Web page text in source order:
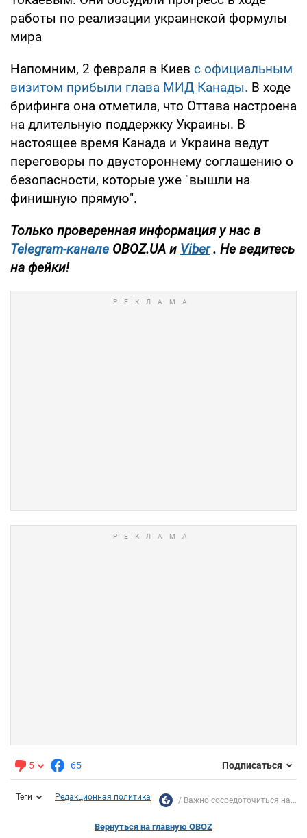
работы по реализации украинской формулы
мира
Напомним, 2 февраля в Киев с официальным
визитом прибыли глава МИД Канады. В ходе
брифинга она отметила, что Оттава настроена
на длительную поддержку Украины. В
настоящее время Канада и Украина ведут
переговоры по двустороннему соглашению о
безопасности, которые уже "вышли на
финишную прямую".
Только проверенная информация у нас в
Telegram-канале OBOZ.UA и Viber . Не ведитесь
на фейки!
5 65 Подписаться
Теги Редакционная политика Важно сосредоточиться на...
Вернуться на главную OBOZ